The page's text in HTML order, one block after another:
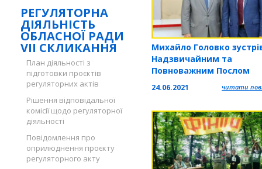
РЕГУЛЯТОРНА
ДІЯЛЬНІСТЬ
ОБЛАСНОЇ РАДИ
VII СКЛИКАННЯ
План діяльності з
підготовки проєктів
регуляторних актів
Рішення відповідальної
комісії щодо регуляторної
діяльності
Повідомлення про
оприлюднення проєкту
регуляторного акту
Михайло Головко
Надзвичайним та
Повноважним Послом
Федеративної
Бразилія в Україні
24.06.2021 читати